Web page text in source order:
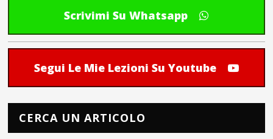
Scrivimi Su Whatsapp
Segui Le Mie Lezioni Su Youtube
CERCA UN ARTICOLO